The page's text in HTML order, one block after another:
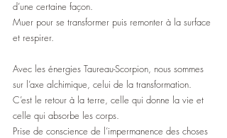
d’une certaine façon.
Muer pour se transformer puis remonter à la surface
et respirer.
Avec les énergies Taureau-Scorpion, nous sommes
sur l’axe alchimique, celui de la transformation.
C’est le retour à la terre, celle qui donne la vie et
celle qui absorbe les corps.
Prise de conscience de l’impermanence des choses